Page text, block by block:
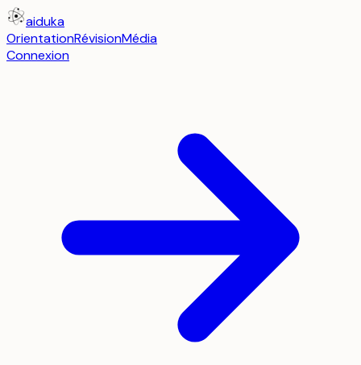
aiduka
OrientationRévisionMédia
Connexion